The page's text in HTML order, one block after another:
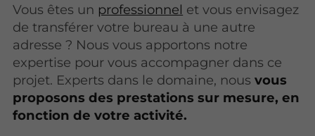
Vous êtes un professionnel et vous envisagez
de transférer votre bureau à une autre
adresse ? Nous vous apportons notre
expertise pour vous accompagner dans ce
projet. Experts dans le domaine, nous vous
proposons des prestations sur mesure, en
fonction de votre activité.